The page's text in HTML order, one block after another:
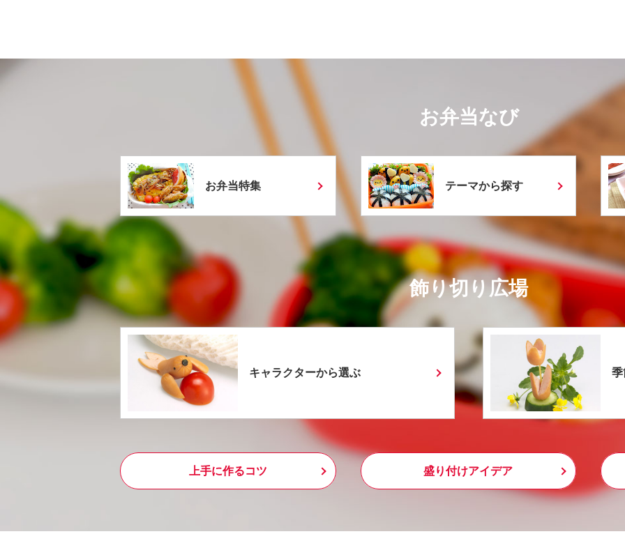
お弁当なび
お弁当特集 テーマから探す
飾り切り広場
キャラクターから選ぶ 季
上手に作るコツ 盛り付けアイデア